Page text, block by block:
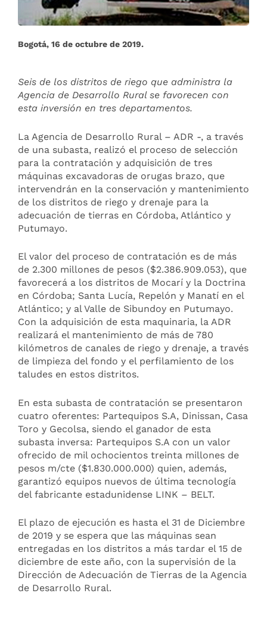
Bogotá, 16 de octubre de 2019.
Seis de los distritos de riego que administra la
Agencia de Desarrollo Rural se favorecen con
esta inversión en tres departamentos.
La Agencia de Desarrollo Rural – ADR -, a través
de una subasta, realizó el proceso de selección
para la contratación y adquisición de tres
máquinas excavadoras de orugas brazo, que
intervendrán en la conservación y mantenimiento
de los distritos de riego y drenaje para la
adecuación de tierras en Córdoba, Atlántico y
Putumayo.
El valor del proceso de contratación es de más
de 2.300 millones de pesos ($2.386.909.053), que
favorecerá a los distritos de Mocarí y la Doctrina
en Córdoba; Santa Lucía, Repelón y Manatí en el
Atlántico; y al Valle de Sibundoy en Putumayo.
Con la adquisición de esta maquinaria, la ADR
realizará el mantenimiento de más de 780
kilómetros de canales de riego y drenaje, a través
de limpieza del fondo y el perfilamiento de los
taludes en estos distritos.
En esta subasta de contratación se presentaron
cuatro oferentes: Partequipos S.A, Dinissan, Casa
Toro y Gecolsa, siendo el ganador de esta
subasta inversa: Partequipos S.A con un valor
ofrecido de mil ochocientos treinta millones de
pesos m/cte ($1.830.000.000) quien, además,
garantizó equipos nuevos de última tecnología
del fabricante estadunidense LINK – BELT.
El plazo de ejecución es hasta el 31 de Diciembre
de 2019 y se espera que las máquinas sean
entregadas en los distritos a más tardar el 15 de
diciembre de este año, con la supervisión de la
Dirección de Adecuación de Tierras de la Agencia
de Desarrollo Rural.